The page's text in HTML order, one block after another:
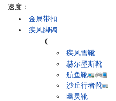
速度：
金属带扣
疾风脚镯
(
疾风雪靴
赫尔墨斯靴
航鱼靴
沙丘行者靴
幽灵靴